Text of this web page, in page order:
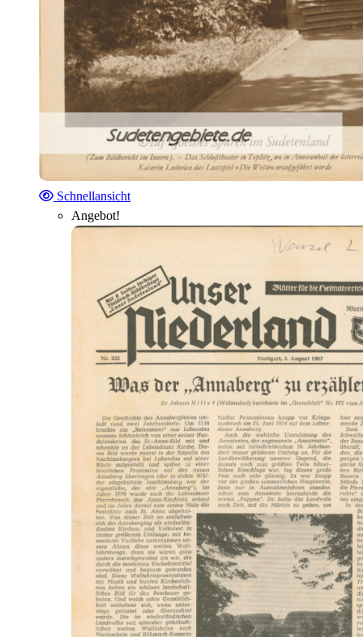
Schnellansicht
Angebot!